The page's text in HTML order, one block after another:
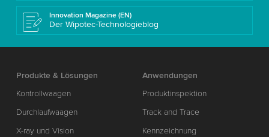
Innovation Magazine (EN)
Der Wipotec-Technologieblog
Produkte & Lösungen
Kontrollwaagen
Durchlaufwaagen
X-ray und Vision
Anwendungen
Produktinspektion
Track and Trace
Kennzeichnung